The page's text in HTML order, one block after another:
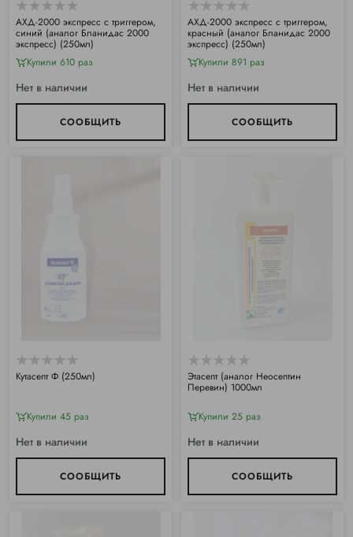
АХД-2000 экспресс с триггером,
синий (аналог Бланидас 2000
экспресс) (250мл)
Купили 610 раз
Нет в наличии
СООБЩИТЬ
АХД-2000 экспресс с триггером,
красный (аналог Бланидас 2000
экспресс) (250мл)
Купили 891 раз
Нет в наличии
СООБЩИТЬ
Кутасепт Ф (250мл)
Купили 45 раз
Нет в наличии
СООБЩИТЬ
Этасепт (аналог Неосептин
Перевин) 1000мл
Купили 25 раз
Нет в наличии
СООБЩИТЬ